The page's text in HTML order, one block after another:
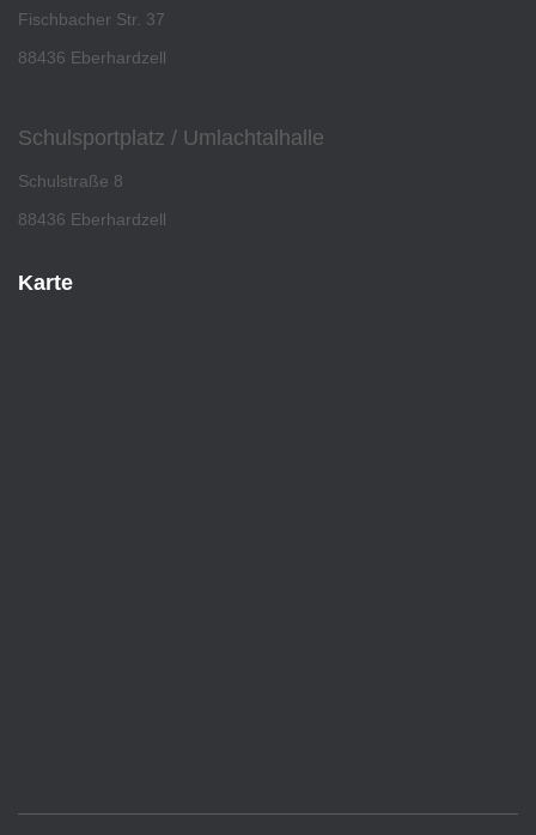
Fischbacher Str. 37
88436 Eberhardzell
Schulsportplatz / Umlachtalhalle
Schulstraße 8
88436 Eberhardzell
Karte